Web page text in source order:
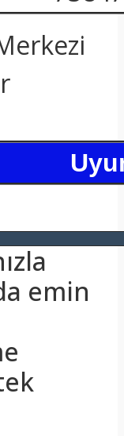
emin